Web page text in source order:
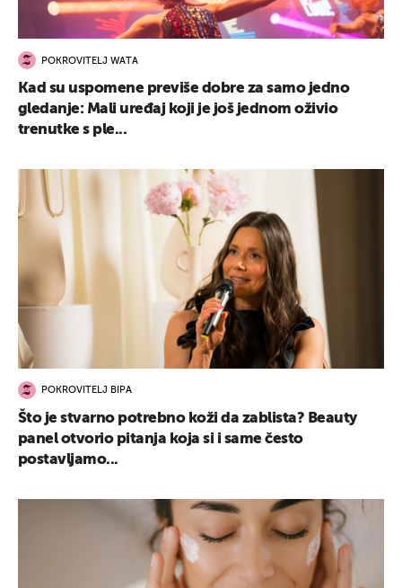
POKROVITELJ WATA
Kad su uspomene previše dobre za samo jedno
gledanje: Mali uređaj koji je još jednom oživio
trenutke s ple...
POKROVITELJ BIPA
Što je stvarno potrebno koži da zablista? Beauty
panel otvorio pitanja koja si i same često
postavljamo...